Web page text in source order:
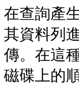
在查詢產
其資料列
傳。在這
磁碟上的